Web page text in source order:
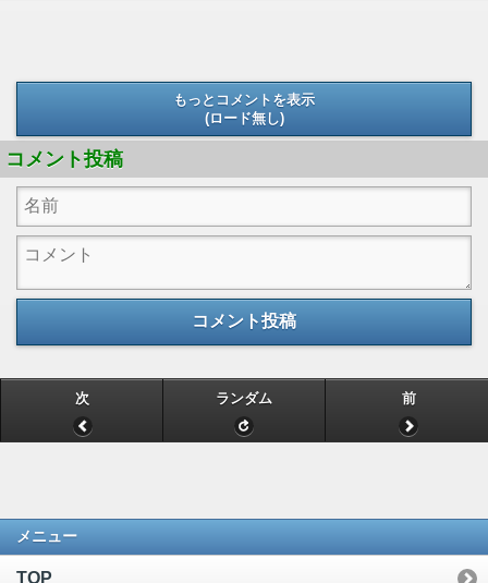
もっとコメントを表示
(ロード無し)
コメント投稿
コメント投稿
次 ランダム 前
メニュー
TOP